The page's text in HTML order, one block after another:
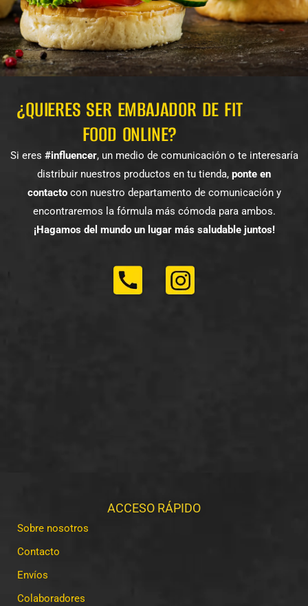
¿QUIERES SER EMBAJADOR DE FIT
FOOD ONLINE?
Si eres #influencer, un medio de comunicación o te interesaría
distribuir nuestros productos en tu tienda, ponte en
contactocon nuestro departamento de comunicación y
encontraremos la fórmula más cómoda para ambos.
¡Hagamos del mundo un lugar más saludable juntos!
ACCESO RÁPIDO
Sobre nosotros
Contacto
Envíos
Colaboradores